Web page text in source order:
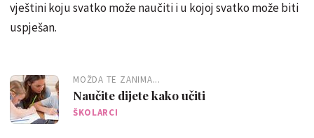
vještini koju svatko može naučiti i u kojoj svatko može biti
uspješan.
MOŽDA TE ZANIMA...
Naučite dijete kako učiti
ŠKOLARCI